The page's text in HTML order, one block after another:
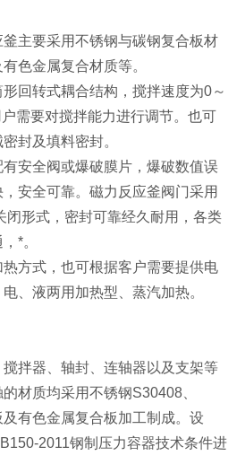
主要采用不锈钢与碳钢复合板材
色金属复合材质等。
回转式耦合结构，搅拌速度为0～
需要对搅拌能力进行调节。也可
封及填料密封。
安全阀或爆破膜片，爆破数值误
安全可靠。磁力反应釜阀门采用
闭形式，密封可靠经久耐用，各类
*。
方式，也可根据客户需要提供电
、液两用加热型、蒸汽加热。
拌器、轴封、连轴器以及支架等
材质均采用不锈钢S30408、
有色金属复合板加工制成。设
2011钢制压力容器技术条件进